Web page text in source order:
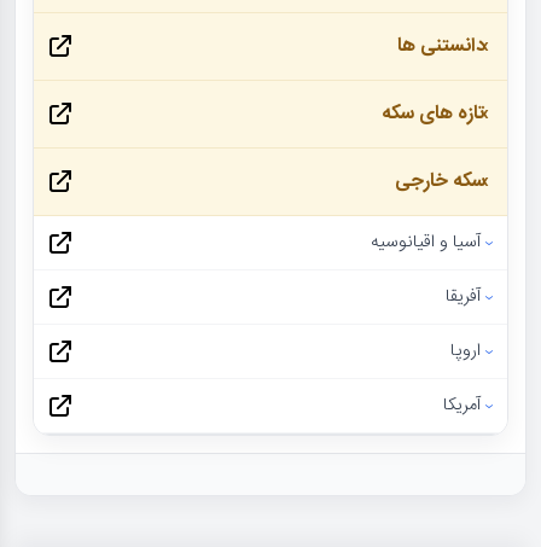
دانستنی ها
تازه های سکه
سکه خارجی
آسیا و اقیانوسیه
آفریقا
اروپا
آمریکا